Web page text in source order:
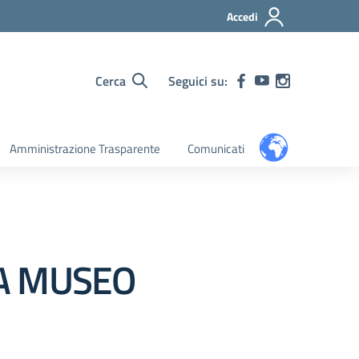
Accedi
Cerca Seguici su:
Amministrazione Trasparente Comunicati